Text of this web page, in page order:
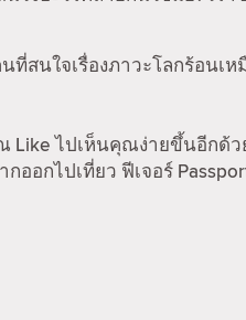
สนใจเรื่องภาวะโลกร้อนเ
ไปเห็นคุณง่ายขึ้นอีกด้
กไปเที่ยว ฟีเจอร์